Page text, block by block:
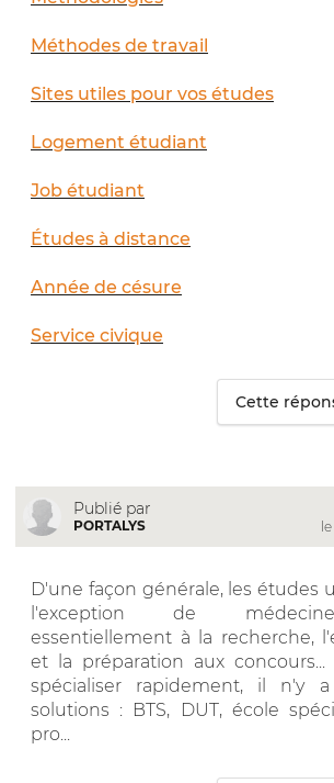
Méthodes de travail
Sites utiles pour vos études
Logement étudiant
Job étudiant
Études à distance
Année de césure
Service civique
Cette
Publié par
PORTALYS
D'une façon générale, les études
l'exception de
essentiellement à la recherche,
et la préparation aux
spécialiser rapidement, il n'y
solutions : BTS, DUT, école
pro...